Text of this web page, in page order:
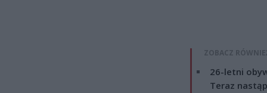
ZOBACZ
26-letni
Teraz